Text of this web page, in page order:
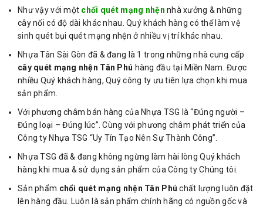
Như vậy với một chổi quét mạng nhện nhà xưởng & những
cây nối có độ dài khác nhau. Quý khách hàng có thể làm vệ
sinh quét bụi quét mạng nhện ở nhiều vị trí khác nhau.
Nhựa Tân Sài Gòn đã & đang là 1 trong những nhà cung cấp
cây quét mạng nhện Tân Phú hàng đầu tại Miền Nam. Được
nhiều Quý khách hàng, Quý công ty ưu tiên lựa chọn khi mua
sản phẩm.
Với phương châm bán hàng của Nhựa TSG là “Đúng người –
Đúng loại – Đúng lúc”. Cùng với phương châm phát triển của
Công ty Nhựa TSG “Uy Tín Tạo Nên Sự Thành Công”.
Nhựa TSG đã & đang không ngừng làm hài lòng Quý khách
hàng khi mua & sử dụng sản phẩm của Công ty Chúng tôi.
Sản phẩm chổi quét mạng nhện Tân Phú chất lượng luôn đặt
lên hàng đầu. Luôn là sản phẩm chính hãng có nguồn gốc và